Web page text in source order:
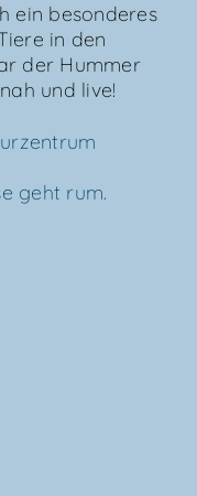
ein beson­de­res
in den
der Hum­mer
und live!
geht rum.